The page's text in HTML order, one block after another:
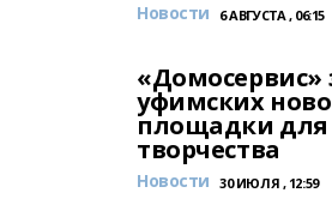
Новости 6 АВГУСТА , 06:15
«Домосервис»
уфимских
площадки
творчества
Новости 30 ИЮЛЯ , 12:59